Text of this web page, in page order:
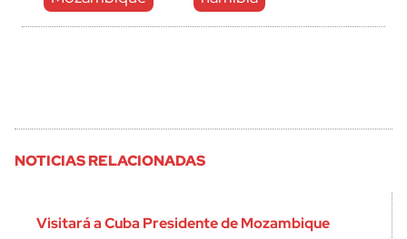
NOTICIAS RELACIONADAS
Visitará a Cuba Presidente de Mozambique